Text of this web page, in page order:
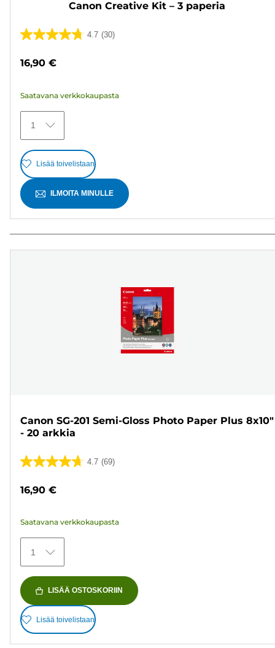
Canon Creative Kit – 3 paperia
4.7 (30)
4.7/5
30
16,90 €
Saatavana verkkokaupasta
1
Lisää toivelistaan
ILMOITA MINULLE
Canon SG-201 Semi-Gloss Photo Paper Plus 8x10"
- 20 arkkia
4.7 (69)
4.7/5
69
16,90 €
Saatavana verkkokaupasta
1
LISÄÄ OSTOSKORIIN
Lisää toivelistaan